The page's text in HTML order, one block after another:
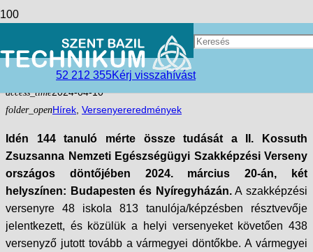
52 212 355Kérj visszahívást
Bazilos egészségügyisek az
ország élmezőnyében! 2024
access_time2024-04-10
folder_openHírek Versenyereredmények
Idén 144 tanuló mérte össze tudását a II. Kossuth
Zsuzsanna Nemzeti Egészségügyi Szakképzési Verseny
országos döntőjében 2024. március 20-án, két
helyszínen: Budapesten és Nyíregyházán.A szakképzési
versenyre 48 iskola 813 tanulója/képzésben résztvevője
jelentkezett, és közülük a helyi versenyeket követően 438
versenyző jutott tovább a vármegyei döntőkbe. A vármegyei